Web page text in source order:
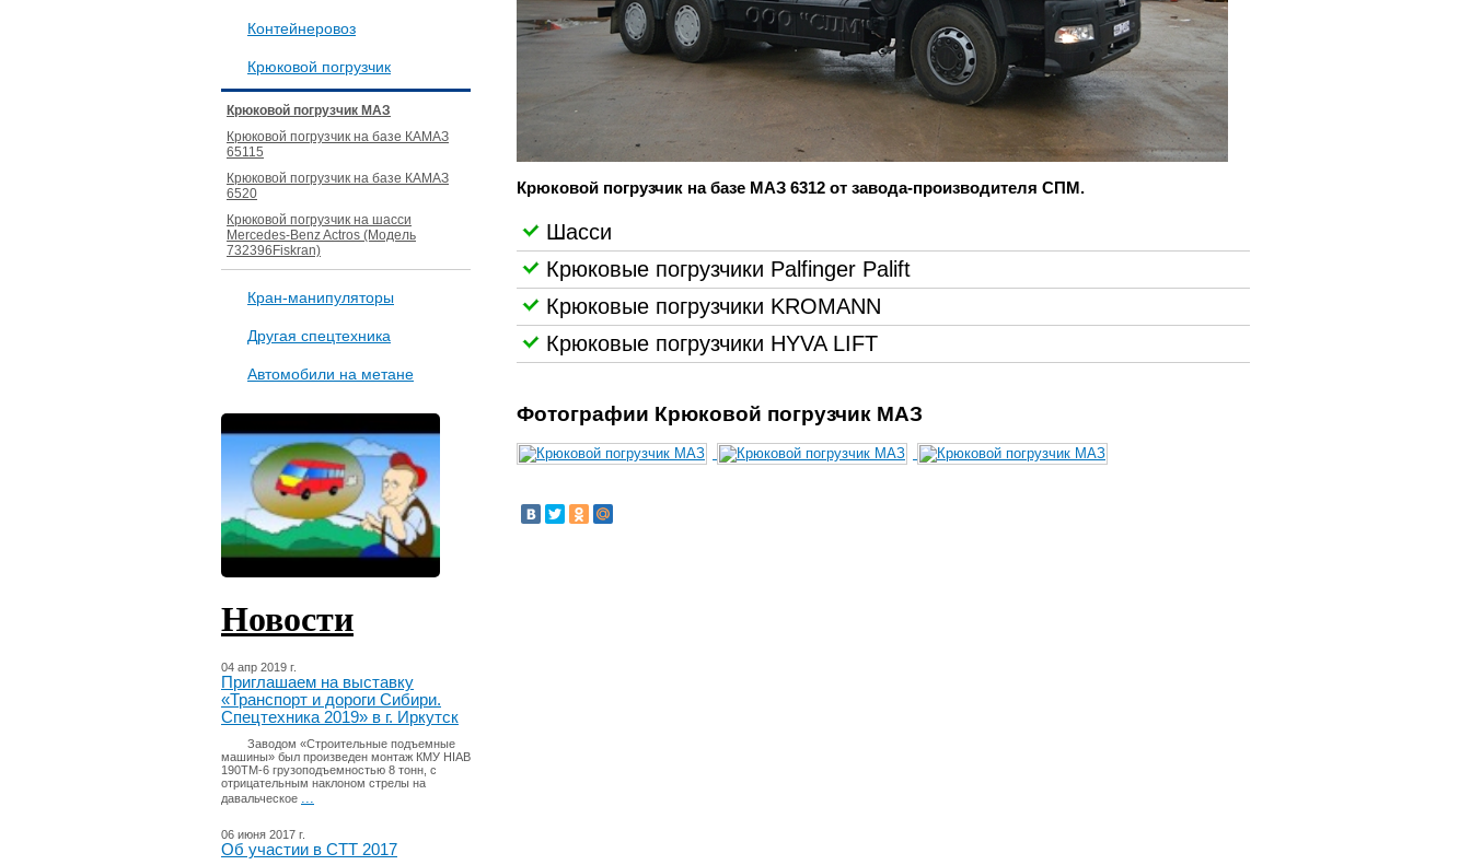
Контейнеровоз
Крюковой погрузчик
Крюковой погрузчик МАЗ
Крюковой погрузчик на базе КАМАЗ
65115
Крюковой погрузчик на базе КАМАЗ
6520
Крюковой погрузчик на шасси
Mercedes-Benz Actros (Модель
732396Fiskran)
Кран-манипуляторы
Другая спецтехника
Автомобили на метане
Новости
04 апр 2019 г.
Приглашаем на выставку
«Транспорт и дороги Сибири.
Спецтехника 2019» в г. Иркутск
Заводом «Строительные подъемные
машины» был произведен монтаж КМУ HIAB
190TM-6 грузоподъемностью 8 тонн, с
отрицательным наклоном стрелы на
давальческое ...
06 июня 2017 г.
Об участии в СТТ 2017
Крюковой погрузчик на базе МАЗ 6312 от завода-производителя СПМ.
Шасси
Крюковые погрузчики Palfinger Palift
Крюковые погрузчики KROMANN
Крюковые погрузчики HYVA LIFT
Фотографии Крюковой погрузчик МАЗ